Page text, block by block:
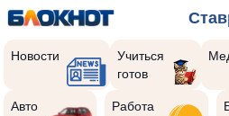
Новости
Учиться
готов
Авто Работа